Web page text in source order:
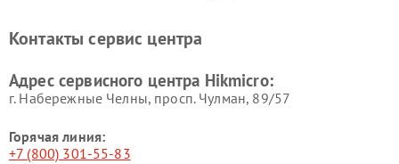
Контакты сервис центра
Адрес сервисного центра Hikmicro:
г. Набережные Челны, просп. Чулман, 89/57
Горячая линия:
+7 (800) 301-55-83